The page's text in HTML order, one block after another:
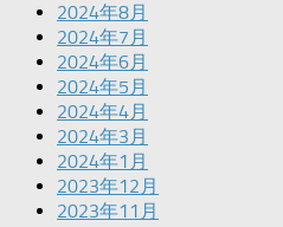
2024年8月
2024年7月
2024年6月
2024年5月
2024年4月
2024年3月
2024年1月
2023年12月
2023年11月